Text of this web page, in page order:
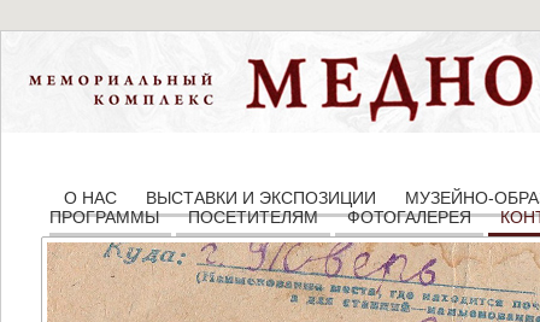
О НАС ВЫСТАВКИ И ЭКСПОЗИЦИИ
МУЗЕЙНО-
ПРОГРАММЫ
ПОСЕТИТЕЛЯМ ФОТОГАЛЕРЕЯ